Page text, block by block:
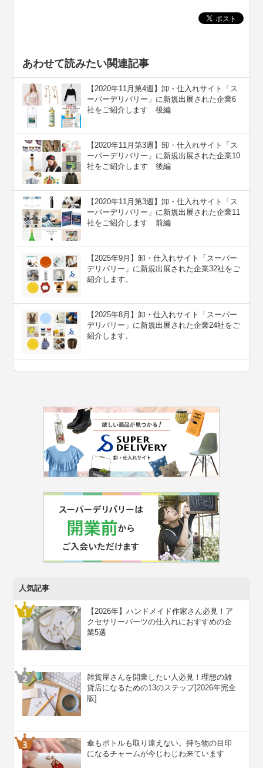
あわせて読みたい関連記事
【2020年11月第4週】卸・仕入れサイト「ス
ーパーデリバリー」に新規出展された企業6
社をご紹介します 後編
【2020年11月第3週】卸・仕入れサイト「ス
ーパーデリバリー」に新規出展された企業10
社をご紹介します 後編
【2020年11月第3週】卸・仕入れサイト「ス
ーパーデリバリー」に新規出展された企業11
社をご紹介します 前編
【2025年9月】卸・仕入れサイト「スーパー
デリバリー」に新規出展された企業32社をご
紹介します。
【2025年8月】卸・仕入れサイト「スーパー
デリバリー」に新規出展された企業24社をご
紹介します。
人気記事
【2026年】ハンドメイド作家さん必見！ア
クセサリーパーツの仕入れにおすすめの企
業5選
雑貨屋さんを開業したい人必見！理想の雑
貨店になるための13のステップ[2026年完全
版]
傘もボトルも取り違えない。持ち物の目印
になるチャームが今じわじわ来ています